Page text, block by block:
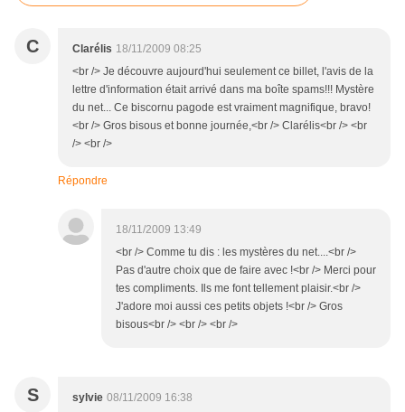
C Clarélis 18/11/2009 08:25
<br /> Je découvre aujourd'hui seulement ce billet, l'avis de la
lettre d'information était arrivé dans ma boîte spams!!! Mystère
du net... Ce biscornu pagode est vraiment magnifique, bravo!
<br /> Gros bisous et bonne journée,<br /> Clarélis<br /> <br
/> <br />
Répondre
18/11/2009 13:49
<br /> Comme tu dis : les mystères du net....<br />
Pas d'autre choix que de faire avec !<br /> Merci pour
tes compliments. Ils me font tellement plaisir.<br />
J'adore moi aussi ces petits objets !<br /> Gros
bisous<br /> <br /> <br />
S sylvie 08/11/2009 16:38